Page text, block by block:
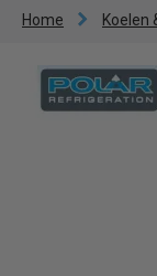
Home Koelen